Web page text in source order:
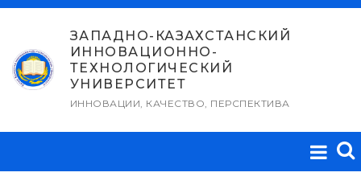
Перейти
содержимому
ЗАПАДНО-КАЗАХСТАНСКИЙ
ИННОВАЦИОННО-
ТЕХНОЛОГИЧЕСКИЙ
УНИВЕРСИТЕТ
ИННОВАЦИИ, КАЧЕСТВО, ПЕРСПЕКТИВА